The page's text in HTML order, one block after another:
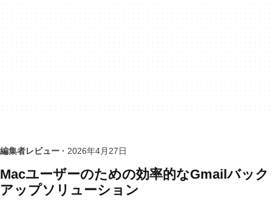
編集者レビュー · 2026年4月27日
Macユーザーのための効率的なGmailバック
アップソリューション